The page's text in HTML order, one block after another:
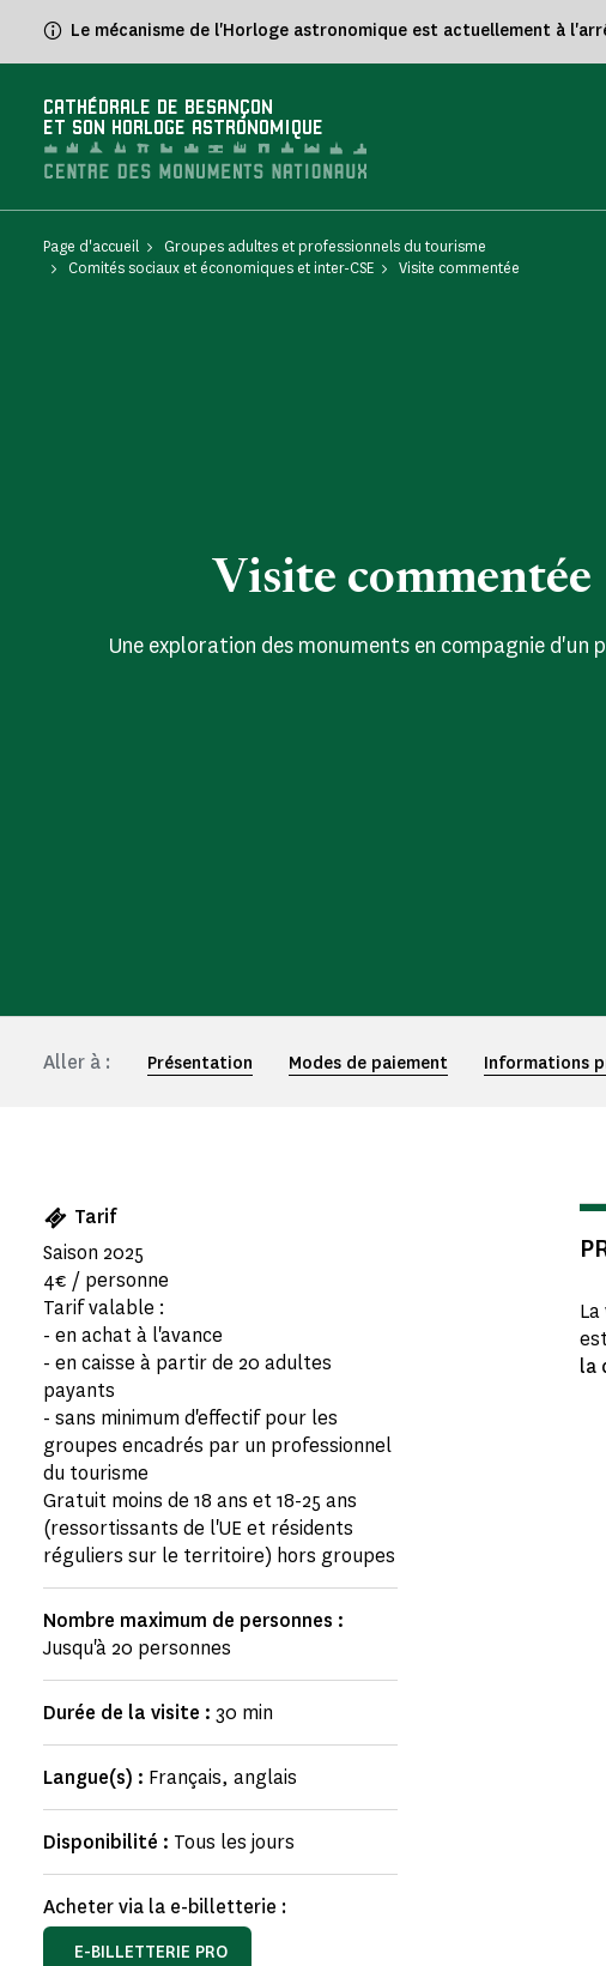
Le mécanisme de l'Horloge astronomique est actuellement à
CATHÉDRALE DE BESANÇON
ET SON HORLOGE ASTRONOMIQUE
Page d'accueil
Groupes adultes et professionnels du tourisme
Comités sociaux et économiques et inter-CSE
Visite commentée
Visite commentée
Une exploration des monuments en compagnie d'un
Aller à : Présentation Modes de paiement Informations
Tarif
Saison 2025
4€ / personne
Tarif valable :
- en achat à l'avance
- en caisse à partir de 20 adultes
payants
- sans minimum d'effectif pour les
groupes encadrés par un professionnel
du tourisme
Gratuit moins de 18 ans et 18-25 ans
(ressortissants de l'UE et résidents
réguliers sur le territoire) hors groupes
Nombre maximum de personnes :
Jusqu'à 20 personnes
Durée de la visite : 30 min
Langue(s) : Français, anglais
Disponibilité : Tous les jours
Acheter via la e-billetterie :
E-BILLETTERIE PRO
la